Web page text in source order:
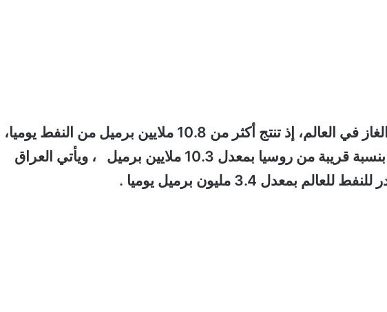
وتعتبر روسيا أكبر منتجي النفط والغاز في العالم، إذ تنتج أكثر من 10.8 ملايين برميل من النفط يوميا،
بينما تأتي السعودية بالمركز الثاني بنسبة قريبة من روسيا بمعدل 10.3 ملايين برميل ، ويأتي العراق
بمعدل 3.4 مليون برميل يوميا .